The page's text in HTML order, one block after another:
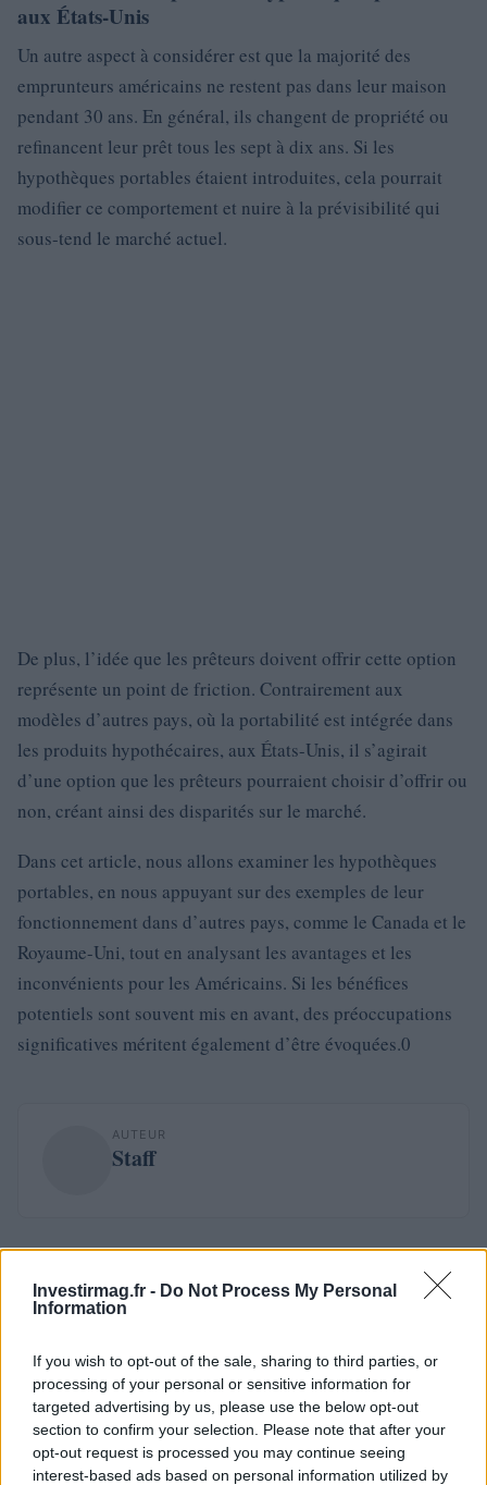
Investirmag.fr - Do Not Process My Personal
Information
If you wish to opt-out of the sale, sharing to third parties, or
processing of your personal or sensitive information for
targeted advertising by us, please use the below opt-out
section to confirm your selection. Please note that after your
opt-out request is processed you may continue seeing
interest-based ads based on personal information utilized by
aux États-Unis
Un autre aspect à considérer est que la majorité des
emprunteurs américains ne restent pas dans leur maison
pendant 30 ans. En général, ils changent de propriété ou
refinancent leur prêt tous les sept à dix ans. Si les
hypothèques portables étaient introduites, cela pourrait
modifier ce comportement et nuire à la prévisibilité qui
sous-tend le marché actuel.
De plus, l’idée que les prêteurs doivent offrir cette option
représente un point de friction. Contrairement aux
modèles d’autres pays, où la portabilité est intégrée dans
les produits hypothécaires, aux États-Unis, il s’agirait
d’une option que les prêteurs pourraient choisir d’offrir ou
non, créant ainsi des disparités sur le marché.
Dans cet article, nous allons examiner les hypothèques
portables, en nous appuyant sur des exemples de leur
fonctionnement dans d’autres pays, comme le Canada et le
Royaume-Uni, tout en analysant les avantages et les
inconvénients pour les Américains. Si les bénéfices
potentiels sont souvent mis en avant, des préoccupations
significatives méritent également d’être évoquées.0
AUTEUR
Staff